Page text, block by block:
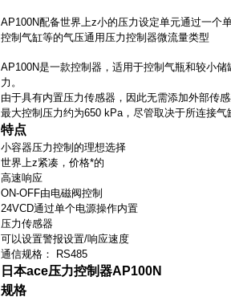
AP100N配备世界上z小的压力设定单元通过一个
控制气缸等的气压通用压力控制器微流量类型
AP100N是一款控制器，适用于控制气瓶和较小
力。
由于具有内置压力传感器，因此无需添加外部传
最大控制压力约为650 kPa，尽管取决于所连接
特点
小容器压力控制的理想选择
世界上z紧凑，价格*的
高速响应
ON-OFF由电磁阀控制
24VCD通过单个电源操作内置
压力传感器
可以设置警报设置/响应速度
通信规格： RS485
日本ace压力控制器AP100N
规格